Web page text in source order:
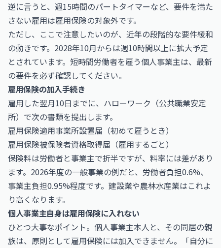
逆に言うと、週15時間のパートタイマーなど、要件を満た
さない雇用は雇用保険の対象外です。
ただし、ここで注意したいのが、近年の段階的な要件緩和
の動きです。2028年10月からは週10時間以上に拡大予定
とされています。短時間労働者を雇う個人事業主は、最新
の要件を必ず確認してください。
雇用保険の加入手続き
雇用した翌月10日までに、ハローワーク（公共職業安定
所）で次の書類を提出します。
雇用保険適用事業所設置届（初めて雇うとき）
雇用保険被保険者資格取得届（雇用するごと）
保険料は労働者と事業主で折半ですが、料率には差があり
ます。2026年度の一般事業の例だと、労働者負担0.6%、
事業主負担0.95%程度です。建設業や農林水産業はこれよ
り高くなります。
個人事業主自身は雇用保険に入れない
ひとつ大事なポイント。個人事業主本人と、その同居の親
族は、原則として雇用保険には加入できません。「自分に